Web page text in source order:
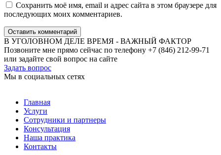
Сохранить моё имя, email и адрес сайта в этом браузере для
последующих моих комментариев.
Оставить комментарий
В УГОЛОВНОМ ДЕЛЕ ВРЕМЯ - ВАЖНЫЙ ФАКТОР
Позвоните мне прямо сейчас по телефону +7 (846) 212-99-71
или задайте свой вопрос на сайте
Задать вопрос
Мы в социальных сетях
Главная
Услуги
Сотрудники и партнеры
Консультация
Наша практика
Контакты